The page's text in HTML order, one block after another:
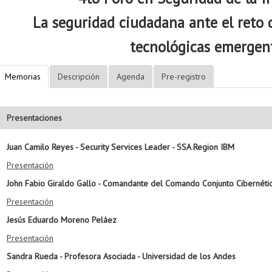
La seguridad ciudadana ante el reto
tecnológicas
Memorias Descripción Agenda Pre-registro
Presentaciones
Juan Camilo Reyes - Security Services Leader - SSA Region IBM
Presentación
John Fabio Giraldo Gallo - Comandante del Comando Conjunto
Presentación
Jesús Eduardo Moreno Peláez
Presentación
Sandra Rueda - Profesora Asociada - Universidad de los Andes